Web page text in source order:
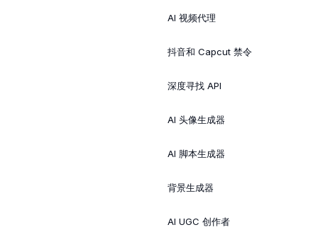
AI 视频代理
抖音和 Capcut 禁令
深度寻找 API
AI 头像生成器
AI 脚本生成器
背景生成器
AI UGC 创作者